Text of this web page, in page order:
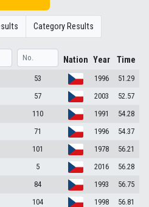
Category Results
Nation Year Time
53 1996
51.29
57 2003
52.57
110 1991
54.28
71 1996
54.37
101 1978
56.21
5 2016
56.28
84 1993
56.75
104 1998
56.81